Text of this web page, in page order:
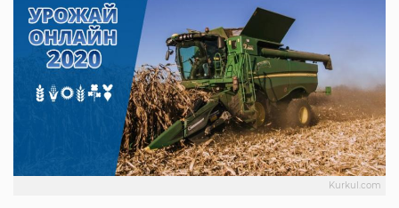
Kurkul.com